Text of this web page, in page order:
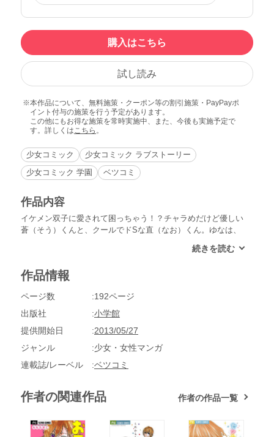
購入はこちら
試し読み
本作品について、無料施策・クーポン等の割引施策・PayPayポ
イント付与の施策を行う予定があります。
この他にもお得な施策を常時実施中、また、今後も実施予定で
す。詳しくはこちら 。
少女コミック
少女コミック ラブストーリー
少女コミック 学園
ベツコミ
作品内容
イケメン双子に愛されて困っちゃう！？チャラめだけど優しい
蒼（そう）くんと、クールでドSな直（なお）くん。ゆなは、
ど、ある日突然、蒼に告白されて…！？デビュー３作目にして
新人・ももたまこが、女子の永遠の憧れ「愛されすぎて困っち
「超大金持ちセレブ」「カリスマホスト」「小悪魔美少年」な
どなど、極上のイケメンをこれでもか！とつめこみまくり！現
い女の子なら、必ず満足できる一冊です。
作品情報
ページ数
192ページ
出版社
小学館
提供開始日
2013/05/27
ジャンル
少女・女性マンガ
連載誌/レーベル
ベツコミ
作者の関連作品 作者の作品一覧